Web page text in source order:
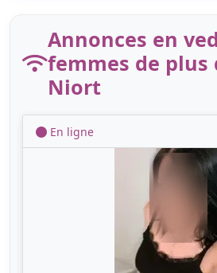
Annonces en
femmes de plus
Niort
En ligne